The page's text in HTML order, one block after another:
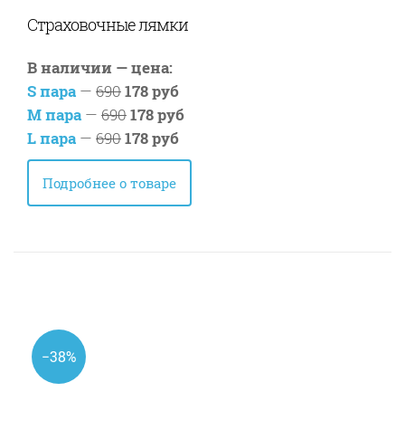
Страховочные лямки
В наличии — цена:
S пара — 690178 руб
M пара — 690178 руб
L пара — 690178 руб
Подробнее о товаре
−38%